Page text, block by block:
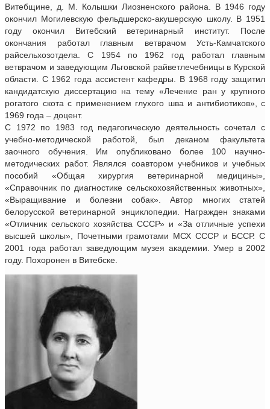
Витебщине, д. М. Колышки Лиозненского района. В 1946 году
окончил Могилевскую фельдшерско-акушерскую школу. В 1951
году окончил Витебский ветеринарный институт. После
окончания работал главным ветврачом Усть-Камчатского
райсельхозотдела. С 1954 по 1962 год работал главным
ветврачом и заведующим Льговской райветлечебницы в Курской
области. С 1962 года ассистент кафедры. В 1968 году защитил
кандидатскую диссертацию на тему «Лечение ран у крупного
рогатого скота с применением глухого шва и антибиотиков», с
1969 года – доцент.
С 1972 по 1983 год педагогическую деятельность сочетал с
учебно-методической работой, был деканом факультета
заочного обучения. Им опубликовано более 100 научно-
методических работ. Являлся соавтором учебников и учебных
пособий «Общая хирургия ветеринарной медицины»,
«Справочник по диагностике сельскохозяйственных животных»,
«Выращивание и болезни собак». Автор многих статей
белорусской ветеринарной энциклопедии. Награжден знаками
«Отличник сельского хозяйства СССР» и «За отличные успехи
высшей школы», Почетными грамотами МСХ СССР и БССР. С
2001 года работал заведующим музея академии. Умер в 2002
году. Похоронен в Витебске.